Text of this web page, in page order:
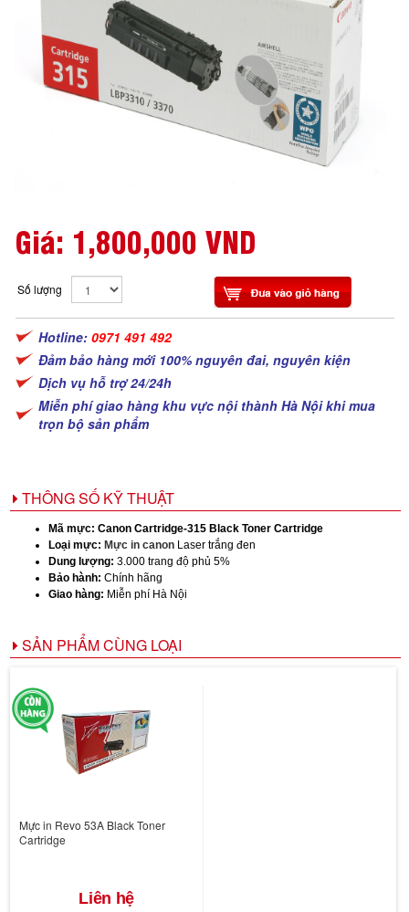
Giá: 1,800,000 VND
Số lượng
Hotline: 0971 491 492
Đảm bảo hàng mới 100% nguyên đai, nguyên kiện
Dịch vụ hỗ trợ 24/24h
Miễn phí giao hàng khu vực nội thành Hà Nội khi mua
trọn bộ sản phẩm
THÔNG SỐ KỸ THUẬT
Mã mực: Canon Cartridge-315 Black Toner Cartridge
Loại mực: Mực in canon Laser trắng đen
Dung lượng: 3.000 trang độ phủ 5%
Bảo hành: Chính hãng
Giao hàng: Miễn phí Hà Nội
SẢN PHẨM CÙNG LOẠI
Mực in Revo 53A Black Toner
Cartridge
Liên hệ